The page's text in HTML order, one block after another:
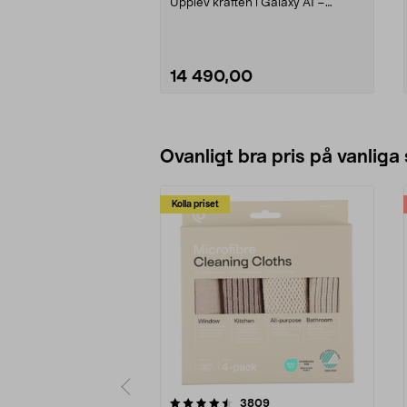
Upplev kraften i Galaxy AI –
14 490,00
Ovanligt bra pris på vanliga
Kolla priset
3809recensioner
4.0av 5 stjärnor